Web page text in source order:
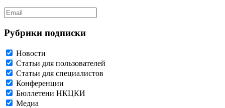
Рубрики подписки
Новости
Статьи для пользователей
Статьи для специалистов
Конференции
Бюллетени НКЦКИ
Медиа